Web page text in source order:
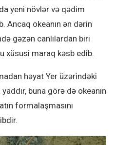
yeni növlər və qədim
Ancaq okeanın ən dərin
gəzən canlılardan biri
xüsusi maraq kəsb edib.
həyat Yer üzərindəki
buna görə də okeanın
formalaşmasını